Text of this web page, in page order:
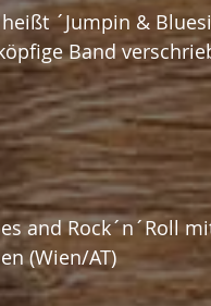
heißt ´Jumpin &
Band
and Rock´n´Roll
(Wien/AT)